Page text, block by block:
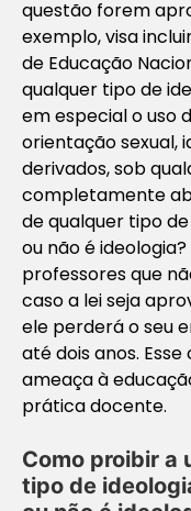
questão forem
exemplo, visa
de Educação
qualquer tipo de
em especial o uso
orientação sexual,
derivados, sob
completamente
dequalquer tipo
ou não é
professores que
caso a lei seja
ele perderá o seu
até dois anos.
ameaça à
prática docente.
Como proibir a
tipo de